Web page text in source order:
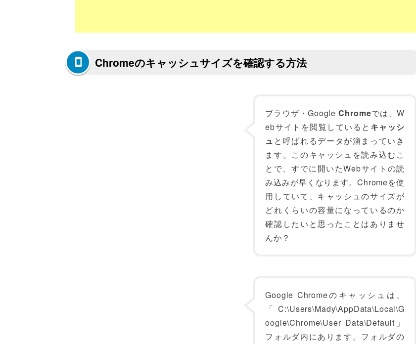
Chromeのキャッシュサイズを確認する方法
ブラウザ・GoogleChromeでは、W
ebサイトを閲覧していると キャッシ
ュ と呼ばれるデータが溜まっていき
ます。このキャッシュを読み込むこ
とで、すでに開いたWebサイトの読
み込みが早くなります。Chromeを使
用していて、キャッシュのサイズが
どれくらいの容量になっているのか
確認したいと思ったことはありませ
んか？
Google Chromeのキャッシュは、
「C:\Users\Mady\AppData\Local\G
oogle\Chrome\User Data\Default」
フォルダ内にあります。フォルダの